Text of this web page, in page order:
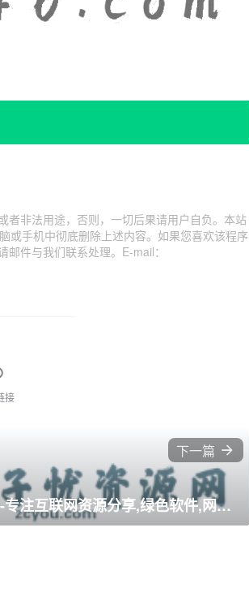
者非法用途，否则，一切后果请用户自负。本站
或手机中彻底删除上述内容。如果您喜欢该程序
件与我们联系处理。E-mail：
接
下一篇
子忧资源网-专注互联网资源分享,绿色软件,网站源码,小刀娱乐网,子忧教程网,QQ技术